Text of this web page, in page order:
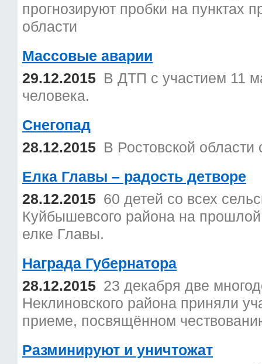
прогнозируют пробки на пунктах
области
Массовые аварии
29.12.2015 В ДТП с участием 11
человека.
Снегопад
28.12.2015 В Ростовской области
Елка Главы – радость детворе
28.12.2015 60 детей со всех
Куйбышевсого района на
елке Главы.
Награда Губернатора
28.12.2015 23 декабря две
Неклиновского района приняли
приеме, посвящённом
Разминируют и уничтожат